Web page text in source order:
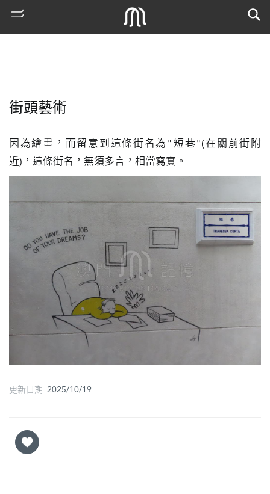
門
廟
巴
街
街頭藝術
因為繪畫，而留意到這條街名為"短巷"(在關前街附
近)，這條街名，無須多言，相當寫實。
更新日期 2025/10/19